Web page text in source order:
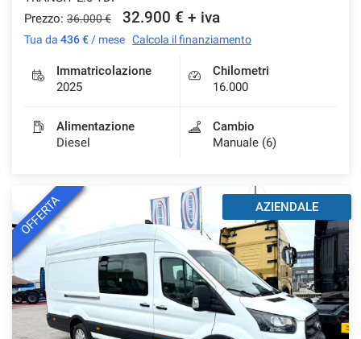
Prezzo: 36.000 € 32.900 € + iva
Tua da 436 € / mese Calcola il finanziamento
Immatricolazione
2025
Chilometri
16.000
Alimentazione
Diesel
Cambio
Manuale (6)
OFFERTA AZIENDALE